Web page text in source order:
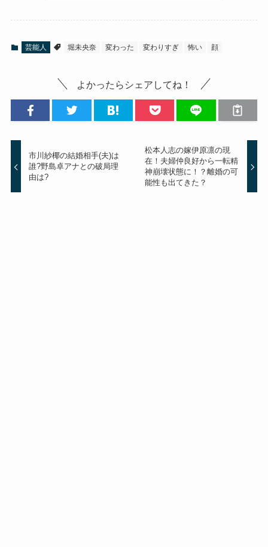
芸能人 堀未央奈 変わった 変わりすぎ 怖い 顔
よかったらシェアしてね！
市川紗椰の結婚相手(夫)は
誰?野島卓アナとの破局理
由は?
松本人志の嫁伊原凛の現
在！夫婦仲良好から一転精
神崩壊状態に！？離婚の可
能性も出てきた？